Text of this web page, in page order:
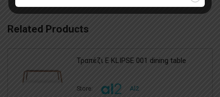
Related Products
Τραπέζι E KLIPSE 001 dining table
Store: Al2